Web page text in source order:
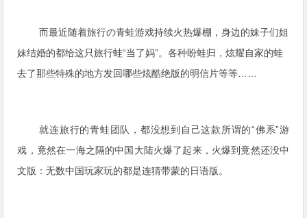
而最近随着旅行の青蛙游戏持续火热爆棚，身边的妹子们姐
妹结婚的都给这只旅行蛙“当了妈”。各种盼蛙归，炫耀自家的蛙
去了那些特殊的地方发回哪些炫酷绝版的明信片等等……
就连旅行的青蛙团队，都没想到自己这款所谓的“佛系”游
戏，竟然在一海之隔的中国大陆火爆了起来，火爆到竟然还没中
文版：无数中国玩家玩的都是连猜带蒙的日语版。